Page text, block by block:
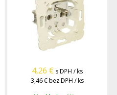
4,26 € s DPH / ks
3,46 €bez DPH / ks